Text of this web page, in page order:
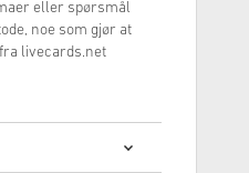
eller spørsmål
noe som gjør at
livecards.net